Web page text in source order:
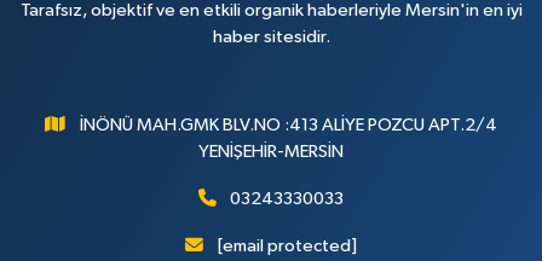
Tarafsız, objektif ve en etkili organik haberleriyle Mersin'in en iyi
haber sitesidir.
İNÖNÜ MAH.GMK BLV.NO :413 ALİYE POZCU APT.2/4
YENİŞEHİR-MERSİN
03243330033
[email protected]